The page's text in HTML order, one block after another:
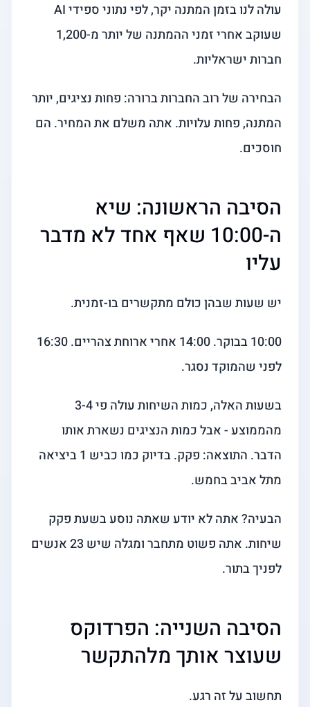
עולה לנו בזמן המתנה יקר, לפי נתוני ספידי AI
שעוקב אחרי זמני ההמתנה של יותר מ-1,200
חברות ישראליות.
הבחירה של רוב החברות ברורה: פחות נציגים, יותר
המתנה, פחות עלויות. אתה משלם את המחיר. הם
חוסכים.
הסיבה הראשונה: שיא
ה-10:00 שאף אחד לא מדבר
עליו
יש שעות שבהן כולם מתקשרים בו-זמנית.
10:00 בבוקר. 14:00 אחרי ארוחת צהריים. 16:30
לפני שהמוקד נסגר.
בשעות האלה, כמות השיחות עולה פי 3-4
מהממוצע - אבל כמות הנציגים נשארת אותו
הדבר. התוצאה: פקק. בדיוק כמו כביש 1 ביציאה
מתל אביב בחמש.
הבעיה? אתה לא יודע שאתה נוסע בשעת פקק
שיחות. אתה פשוט מתחבר ומגלה שיש 23 אנשים
לפניך בתור.
הסיבה השנייה: הפרדוקס
שעוצר אותך מלהתקשר
תחשוב על זה רגע.